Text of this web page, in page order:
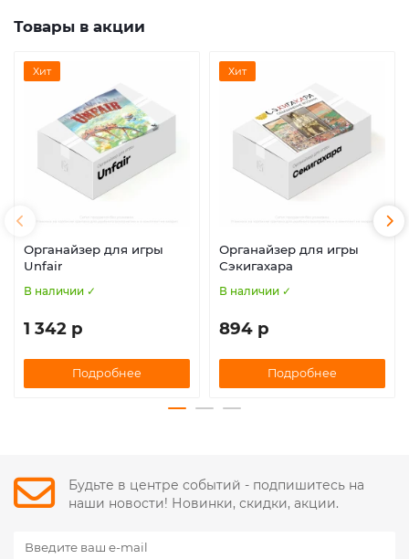
Товары в акции
Хит
Органайзер для игры
Unfair
В наличии ✓
1 342 р
Подробнее
Хит
Органайзер для игры
Сэкигахара
В наличии ✓
894 р
Подробнее
Будьте в центре событий - подпишитесь на
наши новости! Новинки, скидки, акции.